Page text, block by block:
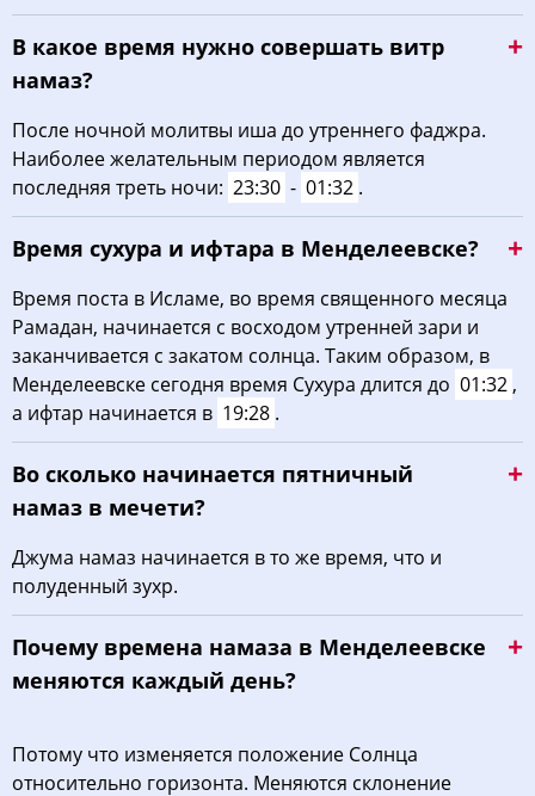
В какое время нужно совершать витр
намаз?
После ночной молитвы иша до утреннего фаджра.
Наиболее желательным периодом является
последняя треть ночи: 23:30 - 01:32 .
Время сухура и ифтара в Менделеевске?
Время поста в Исламе, во время священного месяца
Рамадан, начинается с восходом утренней зари и
заканчивается с закатом солнца. Таким образом, в
Менделеевске сегодня время Сухура длится до 01:32 ,
а ифтар начинается в 19:28 .
Во сколько начинается пятничный
намаз в мечети?
Джума намаз начинается в то же время, что и
полуденный зухр.
Почему времена намаза в Менделеевске
меняются каждый день?
Потому что изменяется положение Солнца
относительно горизонта. Меняются склонение